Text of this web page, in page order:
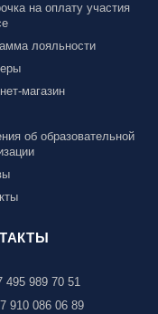
на оплату участия
лояльности
магазин
об образовательной
495 989 70 51
910 086 06 89